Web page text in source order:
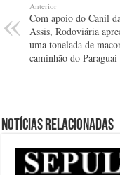
Anterior
Com apoio do Canil
Assis, Rodoviária
uma tonelada de
caminhão do Paraguai
Notícias relacionadas